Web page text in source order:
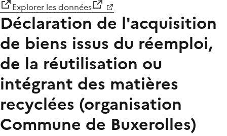
Explorer les données
Déclaration de l'acquisition
de biens issus du réemploi,
de la réutilisation ou
intégrant des matières
recyclées (organisation
Commune de Buxerolles)